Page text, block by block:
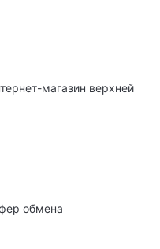
магазин верхней
обмена